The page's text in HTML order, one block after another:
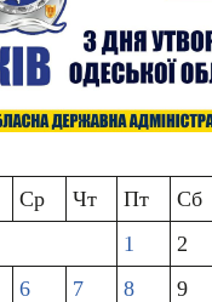
Ср Чт Пт Сб
1
2
6 7 8 9